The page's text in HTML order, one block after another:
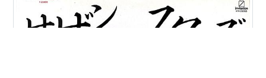
田佳祐 原由子 他 |